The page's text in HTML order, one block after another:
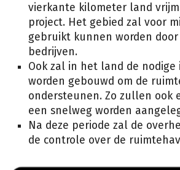
vierkante kilometer land
project. Het gebied zal voor
gebruikt kunnen worden door
bedrijven.
Ook zal in het land de
worden gebouwd om de
ondersteunen. Zo zullen ook
een snelweg worden
Na deze periode zal de
de controle over de